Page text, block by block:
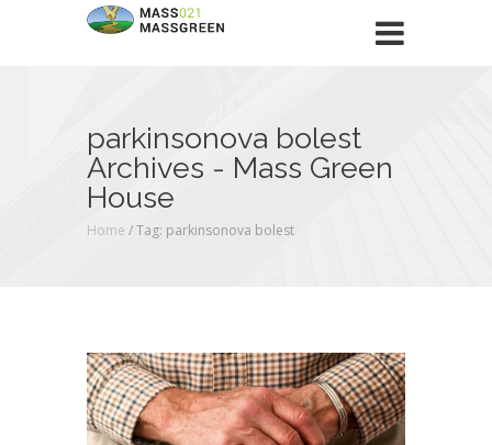
parkinsonova bolest
Archives - Mass Green
House
Home /Tag: parkinsonova bolest